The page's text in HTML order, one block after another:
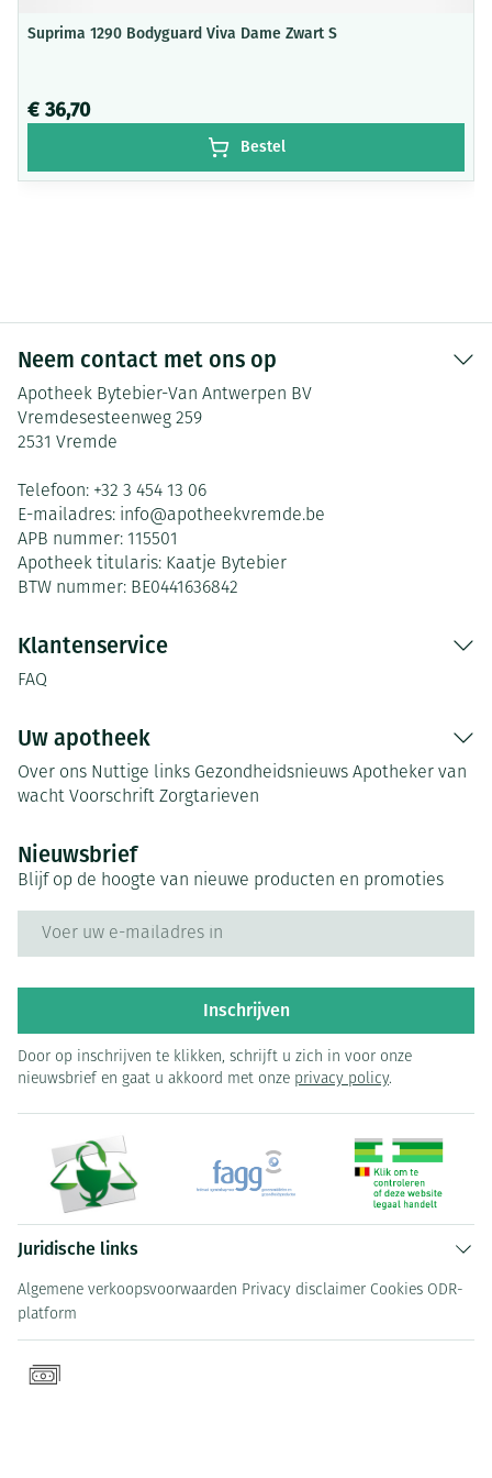
Suprima 1290 Bodyguard Viva Dame Zwart S
€ 36,70
Bestel
Neem contact met ons op
Apotheek Bytebier-Van Antwerpen BV
Vremdesesteenweg 259
2531 Vremde
Telefoon: +32 3 454 13 06
E-mailadres: info@apotheekvremde.be
APB nummer: 115501
Apotheek titularis: Kaatje Bytebier
BTW nummer: BE0441636842
Klantenservice
FAQ
Uw apotheek
Over ons Nuttige links Gezondheidsnieuws Apotheker van
wacht Voorschrift Zorgtarieven
Nieuwsbrief
Blijf op de hoogte van nieuwe producten en promoties
Inschrijven
Door op inschrijven te klikken, schrijft u zich in voor onze
nieuwsbrief en gaat u akkoord met onze privacy policy.
Juridische links
Algemene verkoopsvoorwaarden Privacy disclaimer Cookies ODR-
platform